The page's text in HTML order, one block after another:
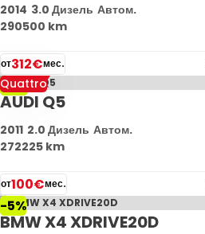
2014 3.0 Дизель Автом.
290500 km
от312€мес.
-11%
Quattro
AUDI Q5
2011 2.0 Дизель Автом.
272225 km
от100€мес.
-5%
BMW X4 XDRIVE20D